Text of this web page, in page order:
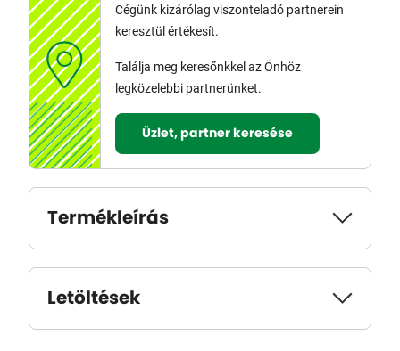
Cégünk kizárólag viszonteladó partnerein
keresztül értékesít.
Találja meg keresőnkkel az Önhöz
legközelebbi partnerünket.
Üzlet, partner keresése
Termékleírás
Letöltések